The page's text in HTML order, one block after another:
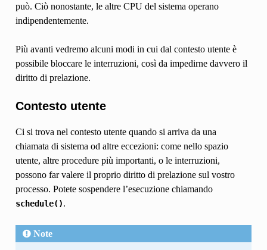
può. Ciò nonostante, le altre CPU del sistema operano
indipendentemente.
Più avanti vedremo alcuni modi in cui dal contesto utente è
possibile bloccare le interruzioni, così da impedirne davvero il
diritto di prelazione.
Contesto utente
Ci si trova nel contesto utente quando si arriva da una
chiamata di sistema od altre eccezioni: come nello spazio
utente, altre procedure più importanti, o le interruzioni,
possono far valere il proprio diritto di prelazione sul vostro
processo. Potete sospendere l’esecuzione chiamando
schedule().
Note